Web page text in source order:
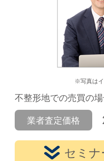
※写真は
不整形地での売買の
業者査定価格
セミナ